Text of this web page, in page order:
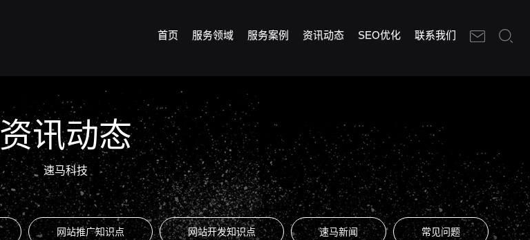
首页 服务领域 服务案例 资讯动态 SEO优化 联系我们
资讯动态
速马科技
网站推广知识点 网站开发知识点 速马新闻 常见问题